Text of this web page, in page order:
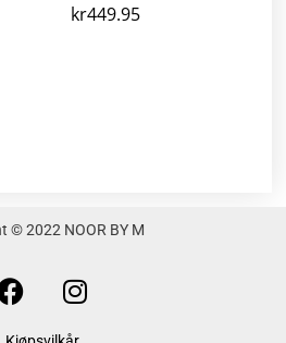
kr449.95
© 2022 NOOR BY M
F
a
c
I
n
s